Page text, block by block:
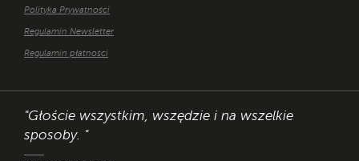
Polityka Prywatności
Regulamin Newsletter
Regulamin płatności
"Głoście wszystkim, wszędzie i na wszelkie
sposoby. "